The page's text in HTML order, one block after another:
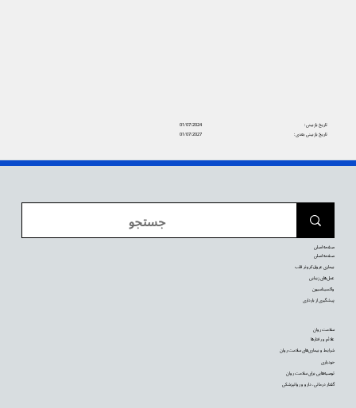
01/07/2024
تاریخ بازبینی:
01/07/2027
تاریخ بازبینی بعدی:
سلامت روان
علائم و رفتارها
شرایط و بیماری‌های سلامت روان
خودیاری
توصیه‌‌هایی برای سلامت روان
گفتار درمانی، دارو و روانپزشکی
صفحه اصلی
صفحه اصلی
بیماری عروق کرونر قلب
عمل‌های زیبایی
واکسیناسیون
پیشگیری از بارداری